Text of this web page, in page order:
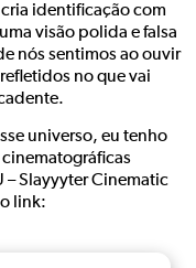
identificação com
visão polida e falsa
nós sentimos ao ouvir
no que vai
universo, eu tenho
– Slayyyter Cinematic
link: